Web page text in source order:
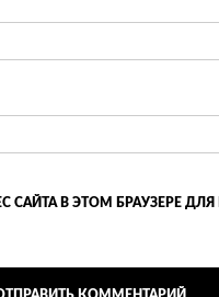
САЙТА В ЭТОМ БРАУЗЕРЕ